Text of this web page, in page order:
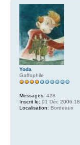
Yoda
Gaffophile
Messages: 428
Inscrit le: 01 Déc 2006
Localisation: Bordeaux